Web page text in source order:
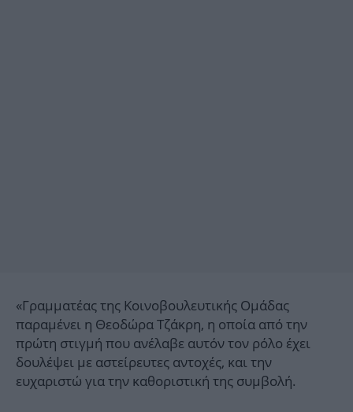
«Γραμματέας της Κοινοβουλευτικής Ομάδας
παραμένει η Θεοδώρα Τζάκρη, η οποία από την
πρώτη στιγμή που ανέλαβε αυτόν τον ρόλο έχει
δουλέψει με αστείρευτες αντοχές, και την
ευχαριστώ για την καθοριστική της συμβολή.